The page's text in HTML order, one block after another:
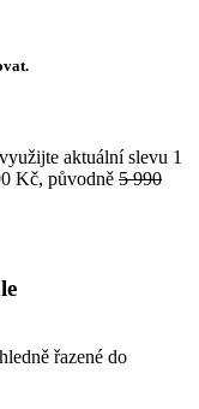
aktuální slevu 1
Kč, původně 5 990
řazené do